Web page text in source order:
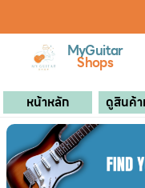
MyGuitar
Shops
หน้าหลัก ดูสินค้